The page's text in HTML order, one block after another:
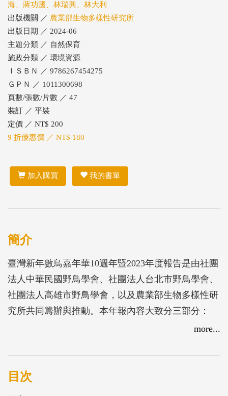
海、蔣功國、林瑞興、林大利
出版機關 ／ 農業部生物多樣性研究所
出版日期 ／ 2024-06
主題分類 ／ 自然保育
施政分類 ／ 環境資源
ＩＳＢＮ ／ 9786267454275
ＧＰＮ ／ 1011300698
頁數/張數/片數 ／ 47
裝訂 ／ 平裝
定價 ／ NT$ 200
9 折優惠價 ／ NT$ 180
加入購買 我的書單
簡介
臺灣新年數鳥嘉年華10週年暨2023年度報告是由社團
法人中華民國野鳥學會、社團法人台北市野鳥學會、
社團法人高雄市野鳥學會，以及農業部生物多樣性研
究所共同籌辦與推動。本年報內容大致分三部分：
(一)、主題文章包含勇闖天際線：遷徙水鳥沒說的航
戰-地面光電與水鳥棲地的權衡以及浯洲飛羽大點名-
只要努力過的都是戰士(二)、執行狀況：包含報導的
more...
目次